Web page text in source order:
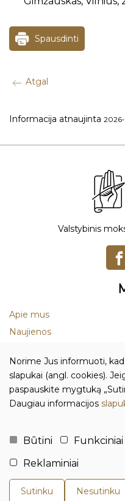
Spausdinti
Atgal
Informacija atnaujinta 2026-
Valstybinis
Apie mus
Naujienos
Leidiniai
Duomenų apsauga
Biudžetinė įstaiga
Adresas: Tilto g. 17,
Tel.:+370 5 261
El. p.:
Norime Jus informuoti,
slapukai (angl. cookies).
paspauskite mygtuką
Daugiau informacijos
Būtini Funkciniai
Reklaminiai
Sutinku Nesutinku